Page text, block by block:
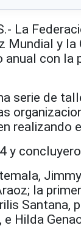
La
Mundial y la
con la
serie de
realizando
y
la
Santana,
Hilda